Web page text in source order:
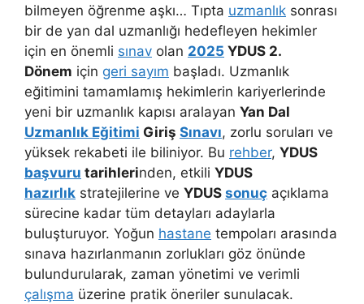
bilmeyen öğrenme aşkı… Tıpta uzmanlık sonrası
bir de yan dal uzmanlığı hedefleyen hekimler
için en önemli sınav olan 2025 YDUS 2.
Dönem için geri sayım başladı. Uzmanlık
eğitimini tamamlamış hekimlerin kariyerlerinde
yeni bir uzmanlık kapısı aralayan Yan Dal
Uzmanlık Eğitimi Giriş Sınavı, zorlu soruları ve
yüksek rekabeti ile biliniyor. Bu rehber, YDUS
başvuru tarihlerinden, etkili YDUS
hazırlık stratejilerine ve YDUS sonuç açıklama
sürecine kadar tüm detayları adaylarla
buluşturuyor. Yoğun hastane tempoları arasında
sınava hazırlanmanın zorlukları göz önünde
bulundurularak, zaman yönetimi ve verimli
çalışma üzerine pratik öneriler sunulacak.